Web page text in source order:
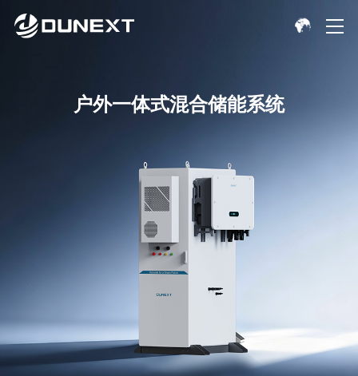
户外一体式混合储能系统